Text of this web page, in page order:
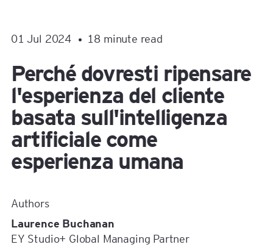
01 Jul 2024 18 minute read
Perché dovresti ripensare
l'esperienza del cliente
basata sull'intelligenza
artificiale come
esperienza umana
Authors
Laurence Buchanan
EY Studio+ Global Managing Partner